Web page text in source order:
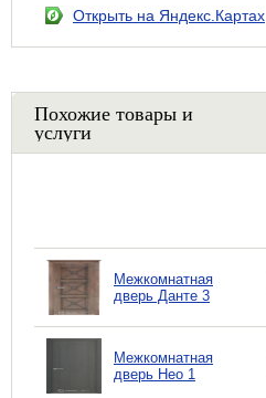
Открыть на Яндекс.Картах
Похожие товары и
услуги
Межкомнатная
дверь Данте 3
Межкомнатная
дверь Нео 1